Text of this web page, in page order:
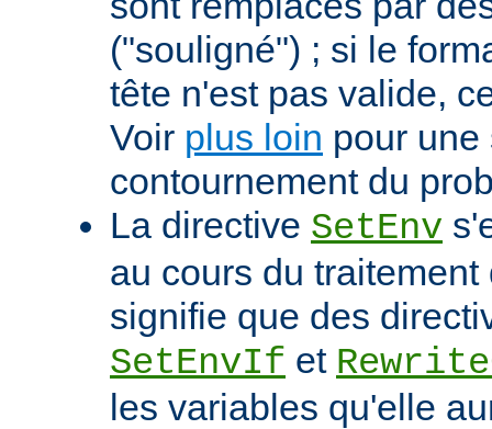
("souligné") ; si le
tête n'est pas valide,
Voir plus loin pour
contournement du
La directive SetEnv
au cours du
signifie que des
SetEnvIf et
les variables qu'elle